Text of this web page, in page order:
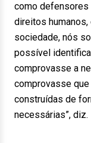
como
direitos
sociedade, nós
possível
comprovasse a
comprovasse
construídas de
necessárias”, diz.